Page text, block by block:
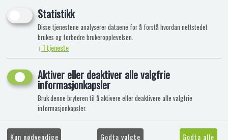
Statistikk
Disse tjenestene analyserer dataene for å forstå hvordan nettstedet
brukes og forbedre brukeropplevelsen.
↓ 1tjeneste
Aktiver eller deaktiver alle valgfrie
informasjonkapsler
Bruk denne bryteren til å aktivere eller deaktivere alle valgfrie
informasjonkapsler.
Kun nødvendige Godta valgte Godta alle